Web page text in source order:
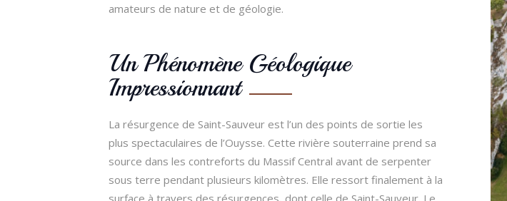
amateurs de nature et de géologie.
Un Phénomène Géologique
Impressionnant
La résurgence de Saint-Sauveur est l’un des points de sortie les
plus spectaculaires de l’Ouysse. Cette rivière souterraine prend sa
source dans les contreforts du Massif Central avant de serpenter
sous terre pendant plusieurs kilomètres. Elle ressort finalement à la
surface à travers des résurgences, dont celle de Saint-Sauveur. Le